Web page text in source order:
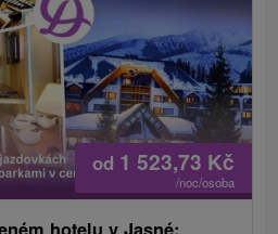
od 1 523,73 Kč
/noc/osoba